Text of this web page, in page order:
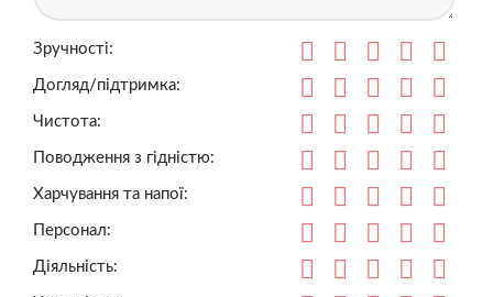
Зручності:
Догляд/підтримка:
Чистота:
Поводження з гідністю:
Харчування та напої:
Персонал:
Діяльність: